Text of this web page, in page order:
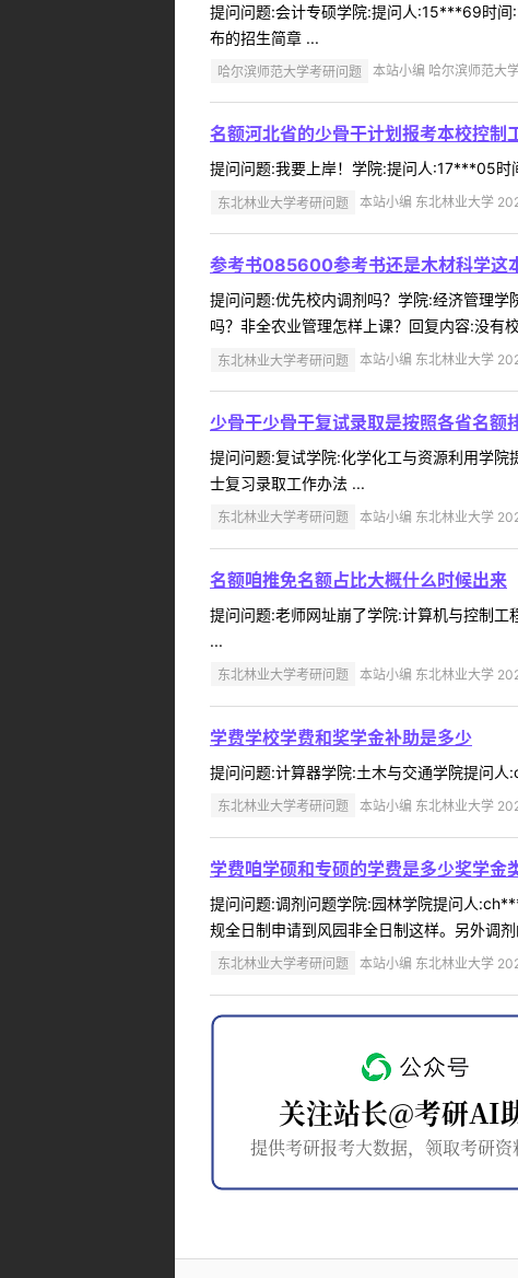
提问问题:会计专硕学院:提问人:15***69时
布的招生简章 ...
哈尔滨师范大学考研问题 本站小编 哈尔滨师范大
名额河北省的少骨干计划报考本校控制
提问问题:我要上岸！学院:提问人:17***05
东北林业大学考研问题 本站小编 东北林业大学
参考书085600参考书还是木材科学这
提问问题:优先校内调剂吗？学院:经济管理
吗？非全农业管理怎样上课？回复内容:没有
东北林业大学考研问题 本站小编 东北林业大学
少骨干少骨干复试录取是按照各省名额
提问问题:复试学院:化学化工与资源利用学
士复习录取工作办法 ...
东北林业大学考研问题 本站小编 东北林业大学
名额咱推免名额占比大概什么时候出来
提问问题:老师网址崩了学院:计算机与控制
...
东北林业大学考研问题 本站小编 东北林业大学
学费学校学费和奖学金补助是多少
提问问题:计算器学院:土木与交通学院提问
东北林业大学考研问题 本站小编 东北林业大学
学费咱学硕和专硕的学费是多少奖学金
提问问题:调剂问题学院:园林学院提问人
规全日制申请到风园非全日制这样。另外调
东北林业大学考研问题 本站小编 东北林业大学